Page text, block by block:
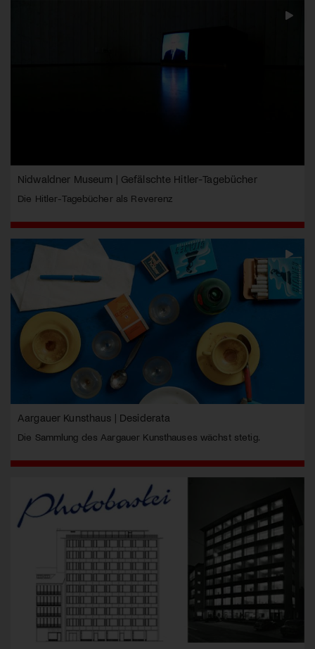
Nidwaldner Museum | Gefälschte Hitler-Tagebücher
Die Hitler-Tagebücher als Reverenz
Aargauer Kunsthaus | Desiderata
Die Sammlung des Aargauer Kunsthauses wächst stetig.